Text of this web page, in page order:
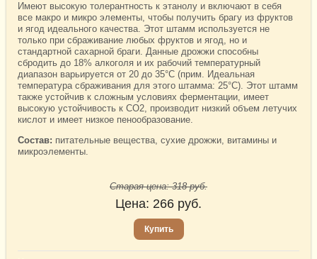
Имеют высокую толерантность к этанолу и включают в себя
все макро и микро элементы, чтобы получить брагу из фруктов
и ягод идеального качества. Этот штамм используется не
только при сбраживание любых фруктов и ягод, но и
стандартной сахарной браги. Данные дрожжи способны
сбродить до 18% алкоголя и их рабочий температурный
диапазон варьируется от 20 до 35°С (прим. Идеальная
температура сбраживания для этого штамма: 25°С). Этот штамм
также устойчив к сложным условиях ферментации, имеет
высокую устойчивость к СO2, производит низкий объем летучих
кислот и имеет низкое пенообразование.
Состав: питательные вещества, сухие дрожжи, витамины и
микроэлементы.
Старая цена:318руб.
Цена: 266 руб.
Купить